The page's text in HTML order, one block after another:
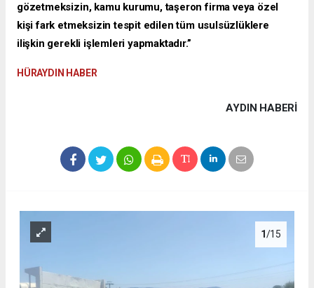
gözetmeksizin, kamu kurumu, taşeron firma veya özel
kişi fark etmeksizin tespit edilen tüm usulsüzlüklere
ilişkin gerekli işlemleri yapmaktadır.”
HÜRAYDIN HABER
AYDIN HABERİ
1/15